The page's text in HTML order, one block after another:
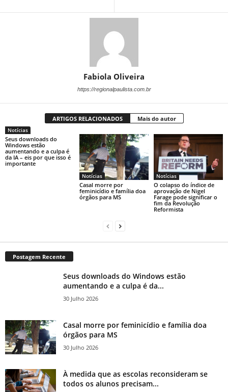
Fabiola Oliveira
https://regionalpaulista.com.br
ARTIGOS RELACIONADOS Mais do autor
Notícias
Seus downloads do
Windows estão
aumentando e a culpa é
da IA ​​– eis por que isso é
importante
Notícias
Casal morre por
feminicídio e família doa
órgãos para MS
Notícias
O colapso do índice de
aprovação de Nigel
Farage pode significar o
fim da Revolução
Reformista
Postagem Recente
Seus downloads do Windows estão
aumentando e a culpa é da...
30 Julho 2026
Casal morre por feminicídio e família doa
órgãos para MS
30 Julho 2026
À medida que as escolas reconsideram se
todos os alunos precisam...